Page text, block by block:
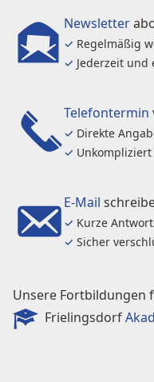
Newsletter
✓ Regelmäßig
✓ Jederzeit
Telefontermin
✓ Direkte
✓
E-Mail
✓ Kurze
✓ Sicher
Unsere Fortbildungen
Frielingsdorf